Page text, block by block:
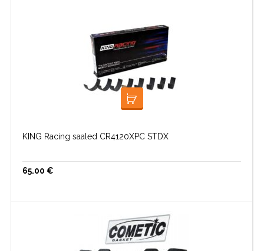
LISA KORVI
KING Racing saaled CR4120XPC STDX
65.00 €